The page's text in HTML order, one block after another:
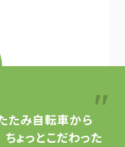
たみ自転車から
ちょっとこだわった